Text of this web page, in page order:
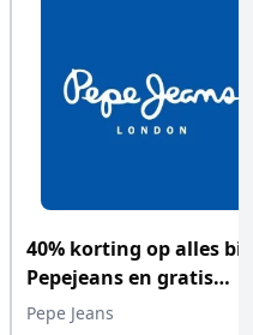
40% korting op alles bij
Pepejeans en gratis
verzending
Pepe Jeans